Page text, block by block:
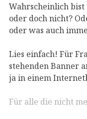
Wahrscheinlich
oder doch nicht?
oder was auch
Lies einfach! Für
stehenden Banner
ja in einem
Für alle die nicht